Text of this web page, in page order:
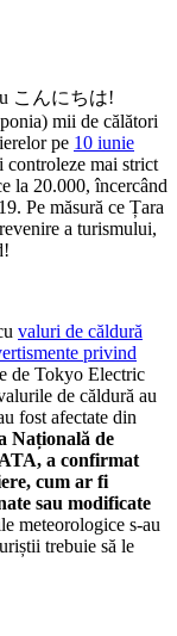
こんにちは!
mii de călători
pe 10 iunie
controleze mai strict
la 20.000, încercând
Pe măsură ce Țara
a turismului,
valuri de căldură
privind
de Tokyo Electric
de căldură au
fost afectate din
Națională de
a confirmat
cum ar fi
sau modificate
meteorologice s-au
trebuie să le